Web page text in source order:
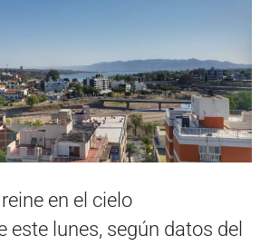
en el cielo
este lunes, según datos del